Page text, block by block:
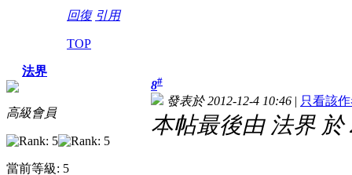
回復 引用
TOP
法界
高級會員
當前等級: 5
8#
發表於 2012-12-4 10:46 | 只看該
本帖最後由 法界 於